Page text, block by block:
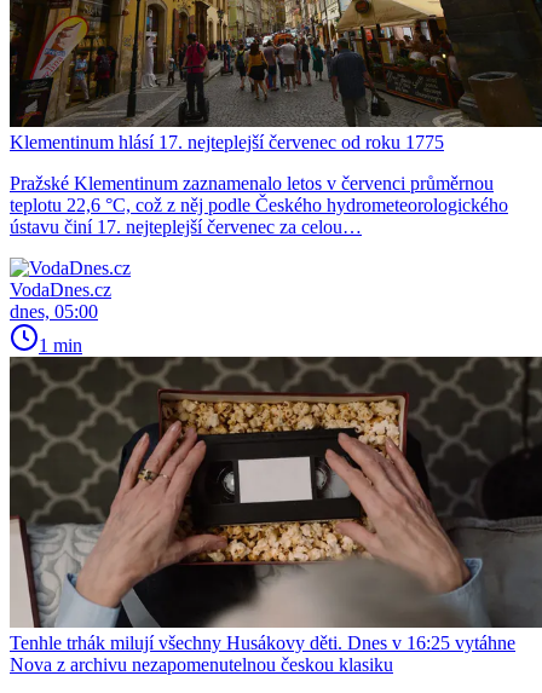
Klementinum hlásí 17. nejteplejší červenec od roku 1775
Pražské Klementinum zaznamenalo letos v červenci průměrnou
teplotu 22,6 °C, což z něj podle Českého hydrometeorologického
ústavu činí 17. nejteplejší červenec za celou…
VodaDnes.cz
dnes, 05:00
1 min
Tenhle trhák milují všechny Husákovy děti. Dnes v 16:25 vytáhne
Nova z archivu nezapomenutelnou českou klasiku